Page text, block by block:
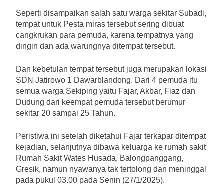
Seperti disampaikan salah satu warga sekitar Subadi,
tempat untuk Pesta miras tersebut sering dibuat
cangkrukan para pemuda, karena tempatnya yang
dingin dan ada warungnya ditempat tersebut.
Dan kebetulan tempat tersebut juga merupakan lokasi
SDN Jatirowo 1 Dawarblandong. Dari 4 pemuda itu
semua warga Sekiping yaitu Fajar, Akbar, Fiaz dan
Dudung dari keempat pemuda tersebut berumur
sekitar 20 sampai 25 Tahun.
Peristiwa ini setelah diketahui Fajar terkapar ditempat
kejadian, selanjutnya dibawa keluarga ke rumah sakit
Rumah Sakit Wates Husada, Balongpanggang,
Gresik, namun nyawanya tak tertolong dan meninggal
pada pukul 03.00 pada Senin (27/1/2025).